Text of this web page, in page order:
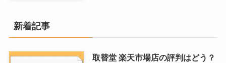
新着記事
取替堂 楽天市場店の評判はどう？